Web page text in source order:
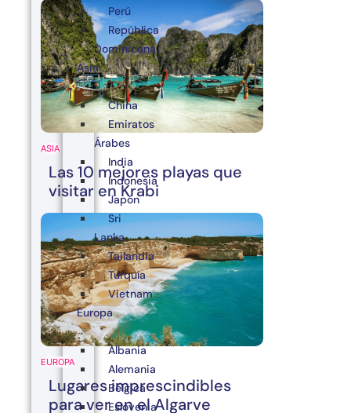
ASIA
Las 10 mejores playas que
visitar en Krabi
EUROPA
Lugares imprescindibles
para ver en el Algarve
Perú
República
Dominicana
Asia
China
Emiratos
Árabes
India
Indonesia
Japón
Sri
Lanka
Tailandia
Turquía
Vietnam
Europa
Albania
Alemania
Bélgica
Eslovenia